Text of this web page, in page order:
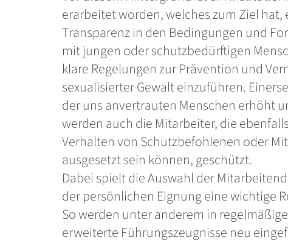
erarbeitet worden, welches zum Ziel hat,
Transparenz in den Bedingungen und
mit jungen oder schutzbedürftigen
klare Regelungen zur Prävention und
sexualisierter Gewalt einzuführen.
der uns anvertrauten Menschen erhöht
werden auch die Mitarbeiter, die
Verhalten von Schutzbefohlenen oder
ausgesetzt sein können, geschützt.
Dabei spielt die Auswahl der
der persönlichen Eignung eine wichtige
So werden unter anderem in
erweiterte Führungszeugnisse neu